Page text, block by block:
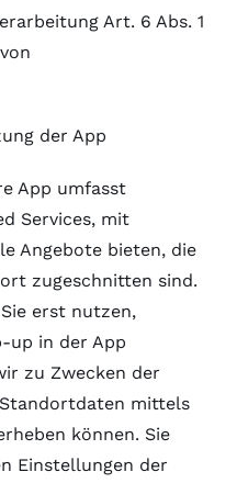
Art. 6 Abs. 1
der App
App umfasst
Services, mit
Angebote bieten, die
zugeschnitten sind.
erst nutzen,
up in der App
zu Zwecken der
mittels
können. Sie
Einstellungen der